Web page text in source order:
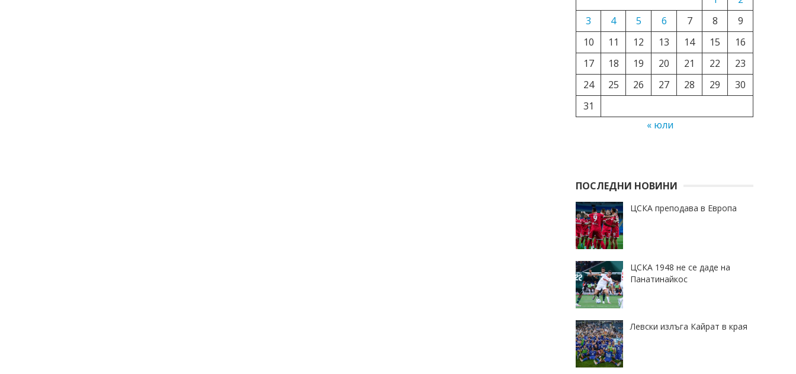
3
4 5 6 7 8
9
10
11 12 13 14 15
16
17
18 19 20 21 22
23
24
25 26 27 28 29
30
31
« юли
ПОСЛЕДНИ НОВИНИ
ЦСКА преподава в Европа
ЦСКА 1948 не се даде на
Панатинайкос
Левски излъга Кайрат в края